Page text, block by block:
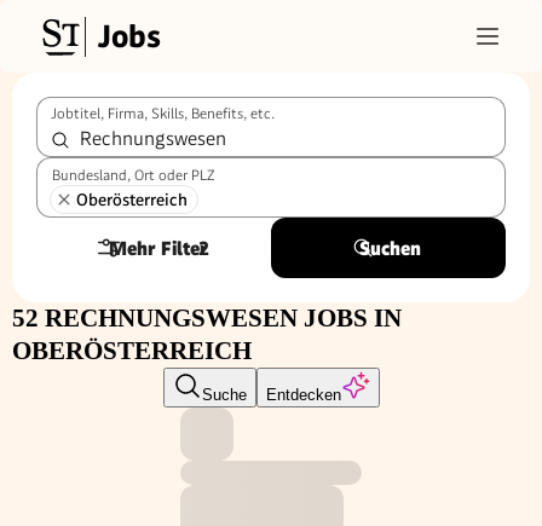
Jobs
Jobtitel, Firma, Skills, Benefits, etc.
Bundesland, Ort oder PLZ
Oberösterreich
Mehr Filter
2 Suchen
52 RECHNUNGSWESEN JOBS IN
OBERÖSTERREICH
Suche Entdecken